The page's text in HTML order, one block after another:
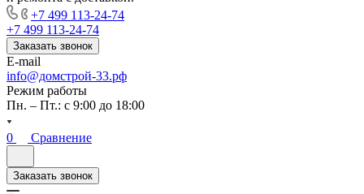
+7 499 113-24-74
+7 499 113-24-74
Заказать звонок
E-mail
info@домстрой-33.рф
Режим работы
Пн. – Пт.: с 9:00 до 18:00
0 Сравнение
Заказать звонок